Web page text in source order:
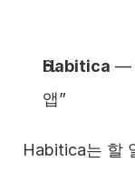
Habitica —
앱”
Habitica는 할